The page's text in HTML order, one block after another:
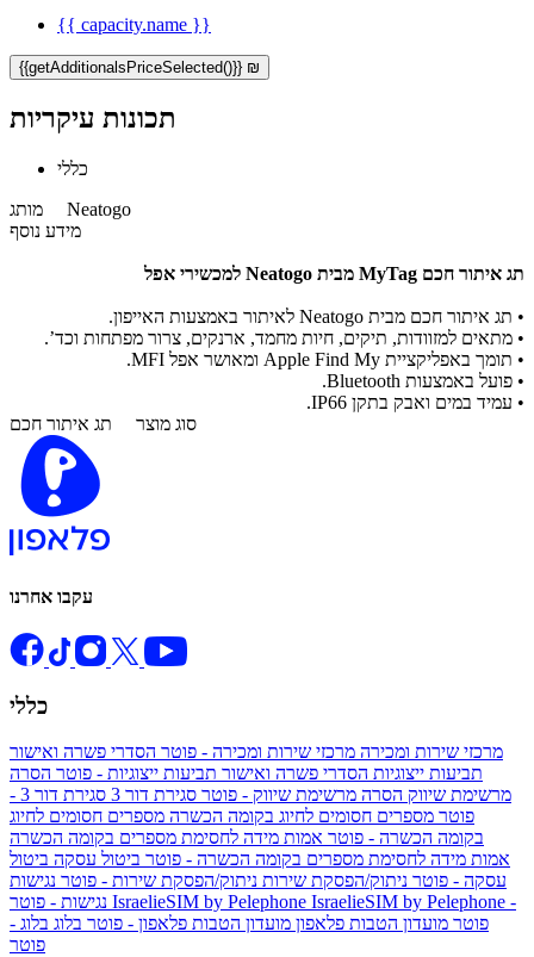
{{ capacity.name }}
{{getAdditionalsPriceSelected()}} ₪
תכונות עיקריות
כללי
מותג Neatogo
מידע נוסף
תג איתור חכם MyTag מבית Neatogo למכשירי אפל
• תג איתור חכם מבית Neatogo לאיתור באמצעות האייפון.
• מתאים למזוודות, תיקים, חיות מחמד, ארנקים, צרור מפתחות וכד’.
• תומך באפליקציית Apple Find My ומאושר אפל MFI.
• פועל באמצעות Bluetooth.
• עמיד במים ואבק בתקן IP66.
סוג מוצר תג איתור חכם
עקבו אחרנו
כללי
מרכזי שירות ומכירה מרכזי שירות ומכירה - פוטר הסדרי פשרה ואישור
תביעות ייצוגיות הסדרי פשרה ואישור תביעות ייצוגיות - פוטר הסרה
מרשימת שיווק הסרה מרשימת שיווק - פוטר סגירת דור 3
סגירת דור 3 -
פוטר מספרים חסומים לחיוג בקומה הכשרה מספרים חסומים לחיוג
בקומה הכשרה - פוטר אמות מידה לחסימת מספרים בקומה הכשרה
אמות מידה לחסימת מספרים בקומה הכשרה - פוטר ביטול עסקה ביטול
עסקה - פוטר ניתוק/הפסקת שירות ניתוק/הפסקת שירות - פוטר נגישות
IsraelieSIM by Pelephone IsraelieSIM by Pelephone -
פוטר מועדון הטבות פלאפון מועדון הטבות פלאפון - פוטר בלוג בלוג -
פוטר